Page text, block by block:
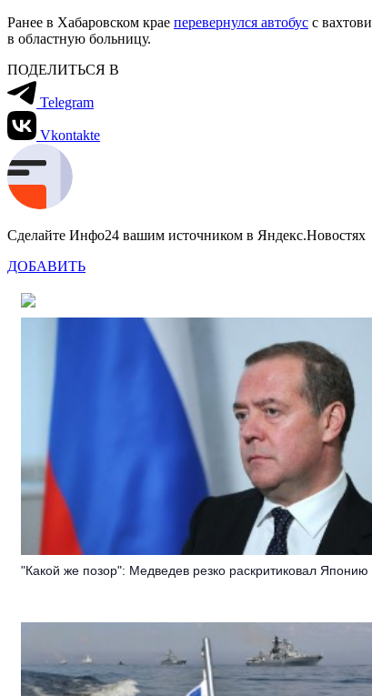
Ранее в Хабаровском крае перевернулся автобус с
в областную больницу.
ПОДЕЛИТЬСЯ В
Telegram
Vkontakte
Сделайте Инфо24 вашим источником в Яндекс.Новостях
ДОБАВИТЬ
"Какой же позор": Медведев резко раскритиковал Японию